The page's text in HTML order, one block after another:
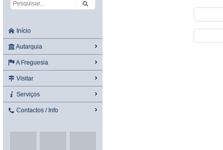
Início
Autarquia
A Freguesia
Visitar
Serviços
Contactos / Info